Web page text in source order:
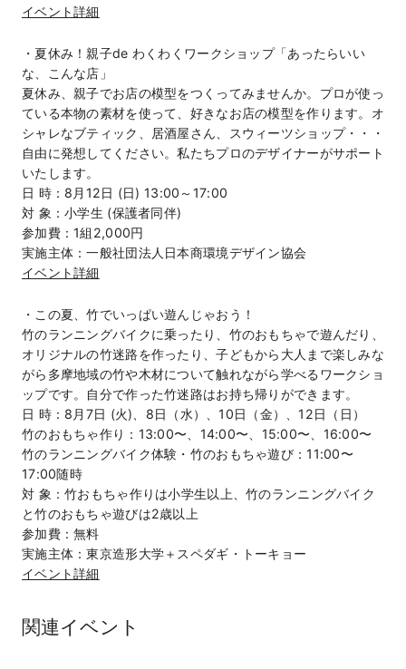
イベント詳細
・夏休み！親子de わくわくワークショップ「あったらいい
な、こんな店」
夏休み、親子でお店の模型をつくってみませんか。プロが使っ
ている本物の素材を使って、好きなお店の模型を作ります。オ
シャレなブティック、居酒屋さん、スウィーツショップ・・・
自由に発想してください。私たちプロのデザイナーがサポート
いたします。
日 時：8月12日 (日) 13:00～17:00
対 象：小学生 (保護者同伴)
参加費：1組2,000円
実施主体：一般社団法人日本商環境デザイン協会
イベント詳細
・この夏、竹でいっぱい遊んじゃおう！
竹のランニングバイクに乗ったり、竹のおもちゃで遊んだり、
オリジナルの竹迷路を作ったり、子どもから大人まで楽しみな
がら多摩地域の竹や木材について触れながら学べるワークショ
ップです。自分で作った竹迷路はお持ち帰りができます。
日 時：8月7日 (火)、8日（水）、10日（金）、12日（日）
竹のおもちゃ作り：13:00〜、14:00〜、15:00〜、16:00〜
竹のランニングバイク体験・竹のおもちゃ遊び：11:00〜
17:00随時
対 象：竹おもちゃ作りは小学生以上、竹のランニングバイク
と竹のおもちゃ遊びは2歳以上
参加費：無料
実施主体：東京造形大学＋スペダギ・トーキョー
イベント詳細
関連イベント